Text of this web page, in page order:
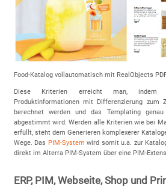
Food-Katalog vollautomatisch mit RealObjects
Diese Kriterien erreicht man, indem
Produktinformationen mit Differenzierung zum
berechnet werden und das Templating
abgestimmt wird. Werden alle Kriterien wie bei
erfüllt, steht dem Generieren komplexerer
Wege. Das PIM-System wird somit u.a. zur
direkt im Alterra PIM-System über eine PIM-
ERP, PIM, Webseite, Shop und